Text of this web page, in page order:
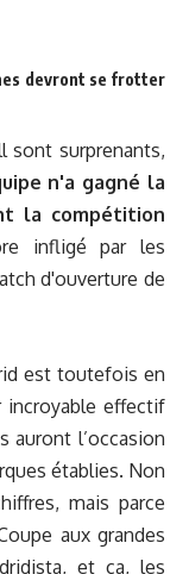
devront se frotter
sont surprenants,
n'a gagné la
la compétition
infligé par les
d'ouverture de
est toutefois en
incroyable effectif
auront l’occasion
établies. Non
mais parce
aux grandes
et ça, les